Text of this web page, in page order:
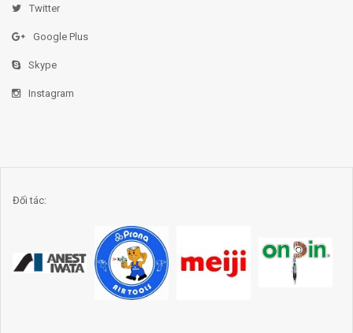
Twitter
Google Plus
Skype
Instagram
Đối tác: